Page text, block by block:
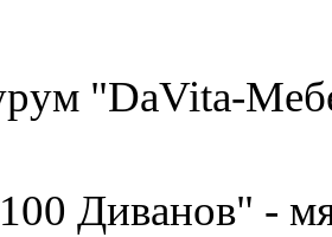
"DaVita-
Диванов" -